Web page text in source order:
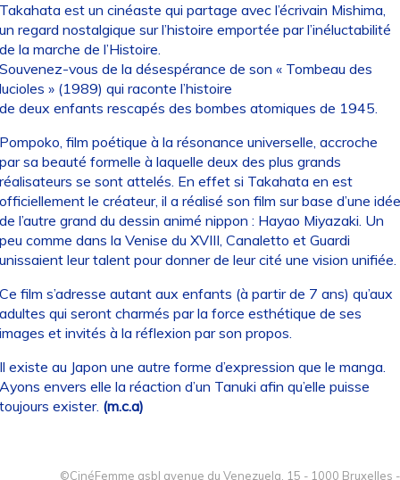
est un cinéaste qui partage avec l’écrivain Mishima,
regard nostalgique sur l’histoire emportée par l’inéluctabilité
la marche de l’Histoire.
vous de la désespérance de son « Tombeau des
» (1989) qui raconte l’histoire
deux enfants rescapés des bombes atomiques de 1945.
film poétique à la résonance universelle, accroche
sa beauté formelle à laquelle deux des plus grands
se sont attelés. En effet si Takahata en est
le créateur, il a réalisé son film sur base d’une idée
l’autre grand du dessin animé nippon : Hayao Miyazaki. Un
comme dans la Venise du XVIII, Canaletto et Guardi
leur talent pour donner de leur cité une vision unifiée.
film s’adresse autant aux enfants (à partir de 7 ans) qu’aux
qui seront charmés par la force esthétique de ses
et invités à la réflexion par son propos.
existe au Japon une autre forme d’expression que le manga.
envers elle la réaction d’un Tanuki afin qu’elle puisse
exister. (m.c.a)
©CinéFemme asbl avenue du Venezuela, 15 - 1000 Bruxelles -